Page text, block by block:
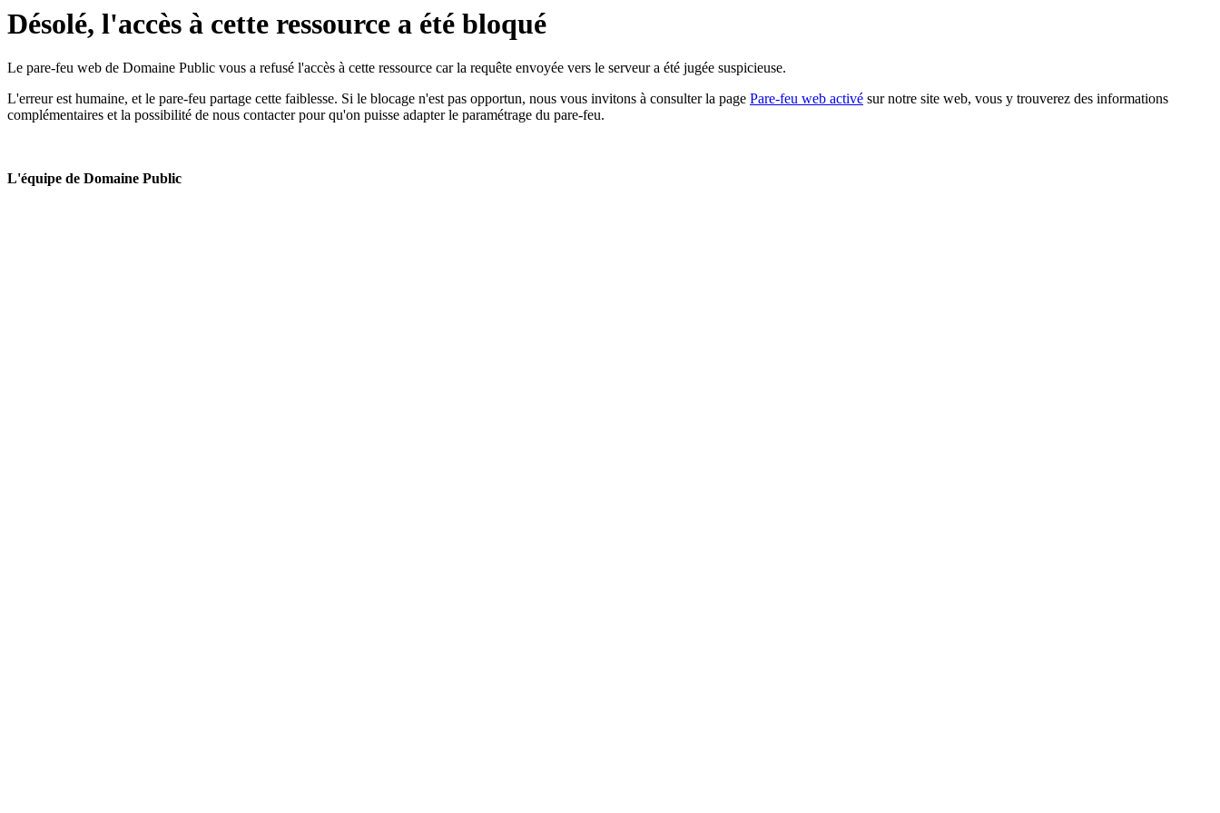
Désolé, l'accès à cette ressource a été bloqué
Le pare-feu web de Domaine Public vous a refusé l'accès à cette ressource car la requête envoyée vers le serveur a été jugée suspicieuse.
L'erreur est humaine, et le pare-feu partage cette faiblesse. Si le blocage n'est pas opportun, nous vous invitons à consulter la page Pare-feu web activé sur notre site web, vous y trouverez des informations
complémentaires et la possibilité de nous contacter pour qu'on puisse adapter le paramétrage du pare-feu.
L'équipe de Domaine Public